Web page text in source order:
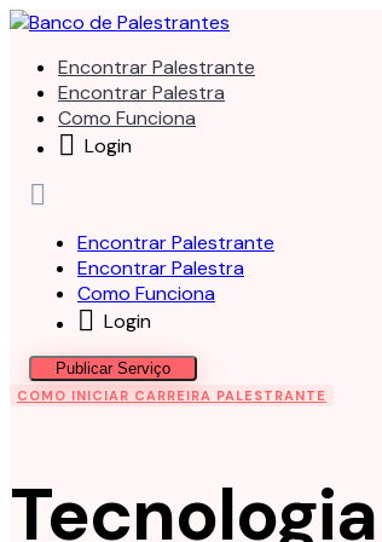
Skip
contentEncontrar Palestrante
Encontrar Palestra
Como Funciona
Login
Encontrar Palestrante
Encontrar Palestra
Como Funciona
Login
Publicar Serviço
COMO INICIAR CARREIRA PALESTRANTE